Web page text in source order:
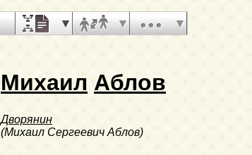
Михаил Аблов
Дворянин
(Михаил Сергеевич Аблов)